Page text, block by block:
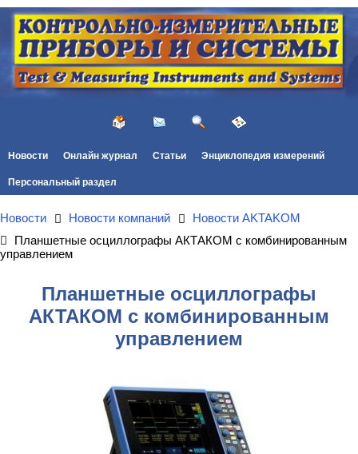
Новости Онлайн журнал Статьи Энциклопедия измерений
Персональный раздел
Новости Новости компаний
Новости AKTAKOM
Планшетные осциллографы АКТАКОМ с комбинированным
управлением
Планшетные осциллографы
АКТАКОМ с комбинированным
управлением